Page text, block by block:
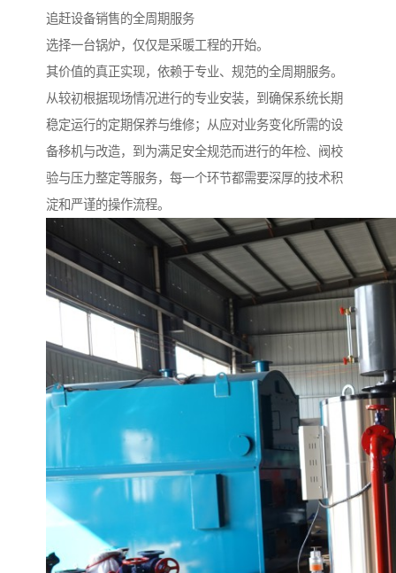
追赶设备销售的全周期服务
选择一台锅炉，仅仅是采暖工程的开始。
其价值的真正实现，依赖于专业、规范的全周期服务。
从较初根据现场情况进行的专业安装，到确保系统长期
稳定运行的定期保养与维修；从应对业务变化所需的设
备移机与改造，到为满足安全规范而进行的年检、阀校
验与压力整定等服务，每一个环节都需要深厚的技术积
淀和严谨的操作流程。